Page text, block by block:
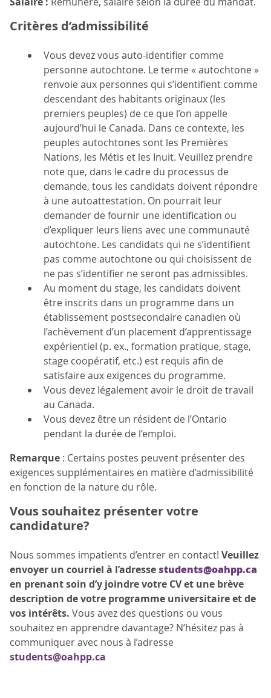
Critères d’admissibilité
Vous devez vous auto-identifier comme
personne autochtone. Le terme « autochtone »
renvoie aux personnes qui s’identifient comme
descendant des habitants originaux (les
premiers peuples) de ce que l’on appelle
aujourd’hui le Canada. Dans ce contexte, les
peuples autochtones sont les Premières
Nations, les Métis et les Inuit. Veuillez prendre
note que, dans le cadre du processus de
demande, tous les candidats doivent répondre
à une autoattestation. On pourrait leur
demander de fournir une identification ou
d’expliquer leurs liens avec une communauté
autochtone. Les candidats qui ne s’identifient
pas comme autochtone ou qui choisissent de
ne pas s’identifier ne seront pas admissibles.
Au moment du stage, les candidats doivent
être inscrits dans un programme dans un
établissement postsecondaire canadien où
l’achèvement d’un placement d’apprentissage
expérientiel (p. ex., formation pratique, stage,
stage coopératif, etc.) est requis afin de
satisfaire aux exigences du programme.
Vous devez légalement avoir le droit de travail
au Canada.
Vous devez être un résident de l’Ontario
pendant la durée de l’emploi.
Remarque : Certains postes peuvent présenter des
exigences supplémentaires en matière d’admissibilité
en fonction de la nature du rôle.
Vous souhaitez présenter votre
candidature?
Nous sommes impatients d’entrer en contact! Veuillez
envoyer un courriel à l’adresse students@oahpp.ca
en prenant soin d’y joindre votre CV et une brève
description de votre programme universitaire et de
vos intérêts. Vous avez des questions ou vous
souhaitez en apprendre davantage? N’hésitez pas à
communiquer avec nous à l’adresse
students@oahpp.ca